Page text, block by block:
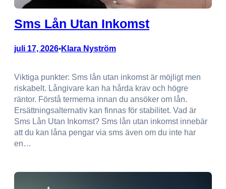
Sms Lån Utan Inkomst
juli 17, 2026•Klara Nyström
Viktiga punkter: Sms lån utan inkomst är möjligt men
riskabelt. Långivare kan ha hårda krav och högre
räntor. Förstå termerna innan du ansöker om lån.
Ersättningsalternativ kan finnas för stabilitet. Vad är
Sms Lån Utan Inkomst? Sms lån utan inkomst innebär
att du kan låna pengar via sms även om du inte har
en…